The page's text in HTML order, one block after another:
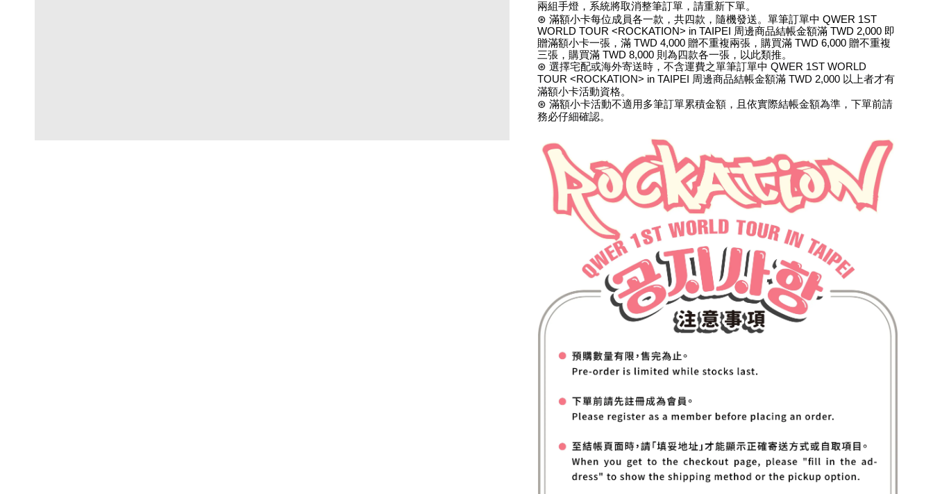
兩組手燈，系統將取消整筆訂單，請重新下單。
⊛ 滿額小卡每位成員各一款，共四款，隨機發送。單筆訂單中 QWER 1ST
WORLD TOUR <ROCKATION> in TAIPEI 周邊商品結帳金額滿 TWD 2,000 即
贈滿額小卡一張，滿 TWD 4,000 贈不重複兩張，購買滿 TWD 6,000 贈不重複
三張，購買滿 TWD 8,000 則為四款各一張，以此類推。
⊛ 選擇宅配或海外寄送時，不含運費之單筆訂單中 QWER 1ST WORLD
TOUR <ROCKATION> in TAIPEI 周邊商品結帳金額滿 TWD 2,000 以上者才有
滿額小卡活動資格。
⊛ 滿額小卡活動不適用多筆訂單累積金額，且依實際結帳金額為準，下單前請
務必仔細確認。